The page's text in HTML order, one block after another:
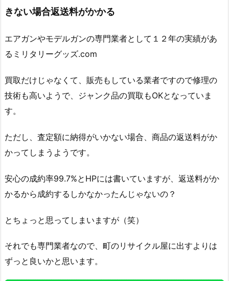
きない場合返送料がかかる
エアガンやモデルガンの専門業者として１２年の実績があ
るミリタリーグッズ.com
買取だけじゃなくて、販売もしている業者ですので修理の
技術も高いようで、ジャンク品の買取もOKとなっていま
す。
ただし、査定額に納得がいかない場合、商品の返送料がか
かってしまうようです。
安心の成約率99.7%とHPには書いていますが、返送料がか
かるから成約するしかなかったんじゃないの？
とちょっと思ってしまいますが（笑）
それでも専門業者なので、町のリサイクル屋に出すよりは
ずっと良いかと思います。